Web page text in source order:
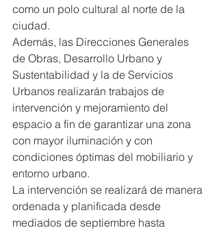
como un polo cultural al norte de la
ciudad.
Además, las Direcciones Generales
de Obras, Desarrollo Urbano y
Sustentabilidad y la de Servicios
Urbanos realizarán trabajos de
intervención y mejoramiento del
espacio a fin de garantizar una zona
con mayor iluminación y con
condiciones óptimas del mobiliario y
entorno urbano.
La intervención se realizará de manera
ordenada y planificada desde
mediados de septiembre hasta